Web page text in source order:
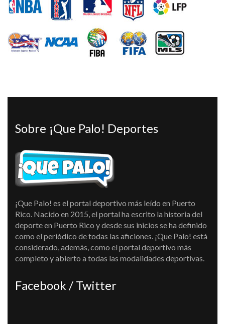
Sobre ¡Que Palo! Deportes
¡Que Palo! es el portal deportivo más leído en Puerto
Rico. Nacido en 2015, el portal ha escrito la historia del
deporte en Puerto Rico y desde sus inicios se ha definido
como el periódico de todas las aficiones. ¡Que Palo! está
considerado, además, como el portal deportivo más
completo y abierto a todas las modalidades deportivas.
Facebook / Twitter